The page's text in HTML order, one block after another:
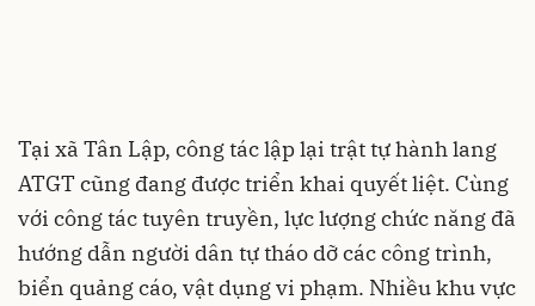
Tại xã Tân Lập, công tác lập lại trật tự hành lang
ATGT cũng đang được triển khai quyết liệt. Cùng
với công tác tuyên truyền, lực lượng chức năng đã
hướng dẫn người dân tự tháo dỡ các công trình,
biển quảng cáo, vật dụng vi phạm. Nhiều khu vực